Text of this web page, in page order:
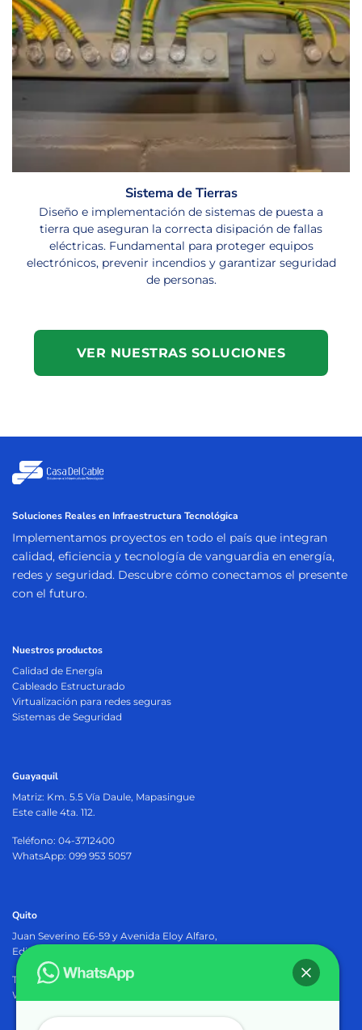
Sistema de Tierras
Diseño e implementación de sistemas de puesta a
tierra que aseguran la correcta disipación de fallas
eléctricas. Fundamental para proteger equipos
electrónicos, prevenir incendios y garantizar seguridad
de personas.
VER NUESTRAS SOLUCIONES
Soluciones Reales en Infraestructura Tecnológica
Implementamos proyectos en todo el país que integran
calidad, eficiencia y tecnología de vanguardia en energía,
redes y seguridad. Descubre cómo conectamos el presente
con el futuro.
Nuestros productos
Calidad de Energía
Cableado Estructurado
Virtualización para redes seguras
Sistemas de Seguridad
Guayaquil
Matriz: Km. 5.5 Vía Daule, Mapasingue
Este calle 4ta. 112.
Teléfono: 04-3712400
WhatsApp: 099 953 5057
Quito
Juan Severino E6-59 y Avenida Eloy Alfaro,
Edificio Osiris Plaza, PB.
Teléfono: 02-2905402
WhatsApp: 099 953 5057